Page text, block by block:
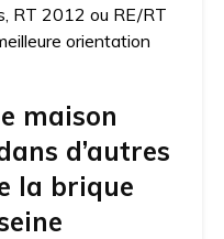
RT 2012 ou RE/RT
orientation
maison
d’autres
la brique